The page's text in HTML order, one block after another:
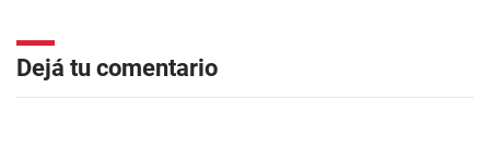
Dejá tu comentario